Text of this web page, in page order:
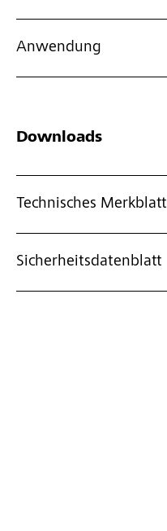
Anwendung
Downloads
Technisches Merkblatt
Sicherheitsdatenblatt